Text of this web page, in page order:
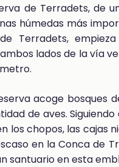
de Terradets, de
húmedas más
Terradets,
lados de la vía
acoge bosques
de aves.
los chopos, las cajas
en la Conca de
santuario en esta